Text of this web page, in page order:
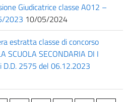
Giudicatrice classe A012 –
2023 10/05/2024
estratta classe di concorso
SCUOLA SECONDARIA DI I
D.D. 2575 del 06.12.2023